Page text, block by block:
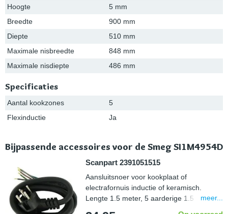
Hoogte
5 mm
Breedte
900 mm
Diepte
510 mm
Maximale nisbreedte
848 mm
Maximale nisdiepte
486 mm
Specificaties
Aantal kookzones
5
Flexinductie
Ja
Bijpassende accessoires voor de Smeg SI1M4954D
Scanpart 2391051515
Aansluitsnoer voor kookplaat of
electrafornuis inductie of keramisch.
Lengte 1.5 meter, 5 aarderige 1.5 mm2,
meer...